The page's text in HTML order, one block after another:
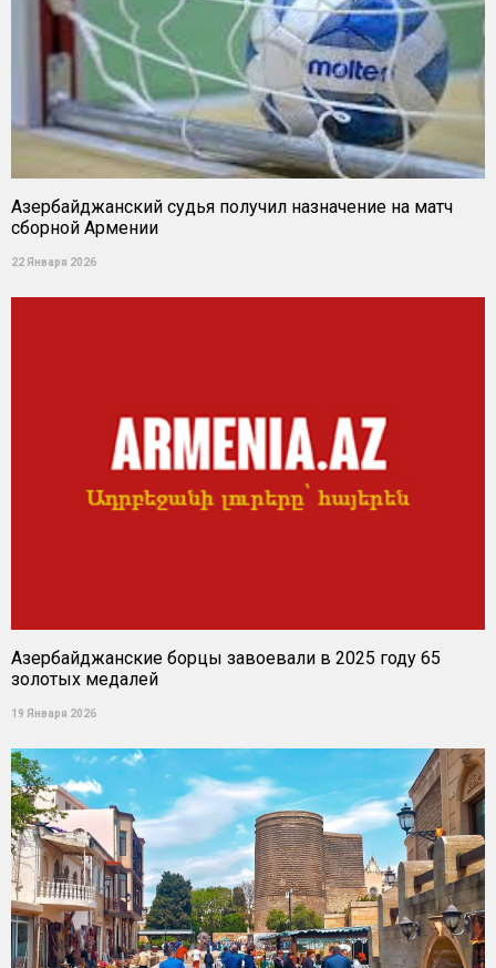
Азербайджанский судья получил назначение на матч
сборной Армении
22 Января 2026
Азербайджанские борцы завоевали в 2025 году 65
золотых медалей
19 Января 2026